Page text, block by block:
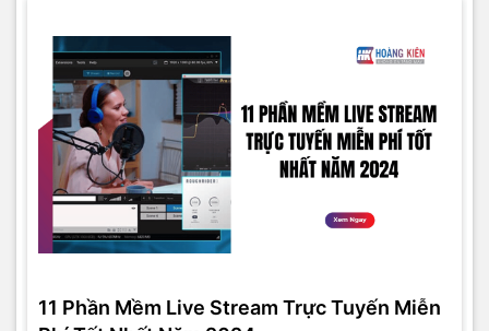
11 Phần Mềm Live Stream Trực Tuyến Miễn